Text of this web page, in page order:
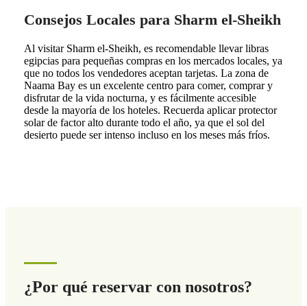
Consejos Locales para Sharm el-Sheikh
Al visitar Sharm el-Sheikh, es recomendable llevar libras
egipcias para pequeñas compras en los mercados locales, ya
que no todos los vendedores aceptan tarjetas. La zona de
Naama Bay es un excelente centro para comer, comprar y
disfrutar de la vida nocturna, y es fácilmente accesible
desde la mayoría de los hoteles. Recuerda aplicar protector
solar de factor alto durante todo el año, ya que el sol del
desierto puede ser intenso incluso en los meses más fríos.
¿Por qué reservar con nosotros?